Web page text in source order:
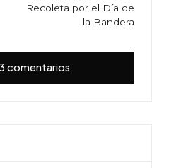
Recoleta por el Día de
la Bandera
comentarios